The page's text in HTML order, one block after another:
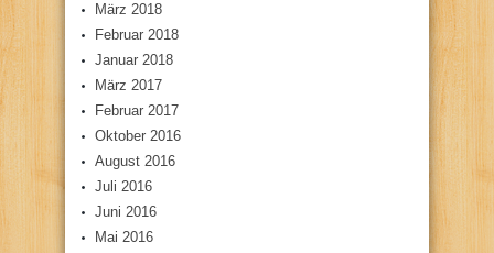
März 2018
Februar 2018
Januar 2018
März 2017
Februar 2017
Oktober 2016
August 2016
Juli 2016
Juni 2016
Mai 2016